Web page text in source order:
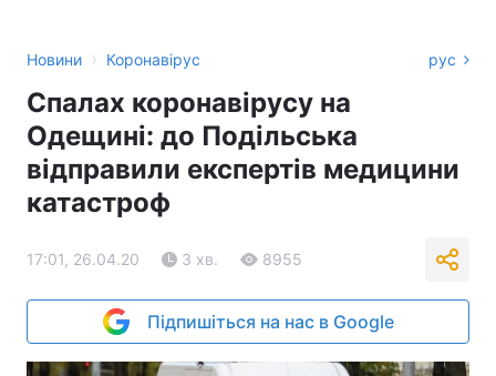
Новини › Коронавірус рус
Спалах коронавірусу на
Одещині: до Подільська
відправили експертів медицини
катастроф
17:01, 26.04.20 3 хв. 8955
Підпишіться на нас в Google